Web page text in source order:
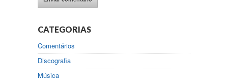
CATEGORIAS
Comentários
Discografia
Música